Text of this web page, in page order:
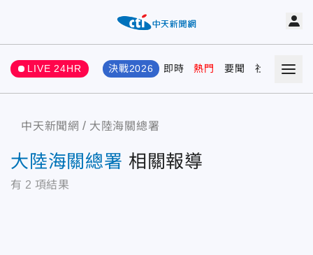
LIVE 24HR 決戰2026 即時 熱門 要聞 社會 娛樂
中天新聞網 大陸海關總署
大陸海關總署 相關報導
有 2 項結果